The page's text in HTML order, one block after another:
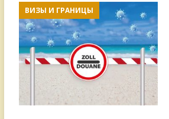
ВИЗЫ И ГРАНИЦЫ